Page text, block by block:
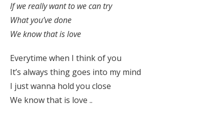
If we really want to we can try
What you’ve done
We know that is love
Everytime when I think of you
It’s always thing goes into my mind
I just wanna hold you close
We know that is love ..